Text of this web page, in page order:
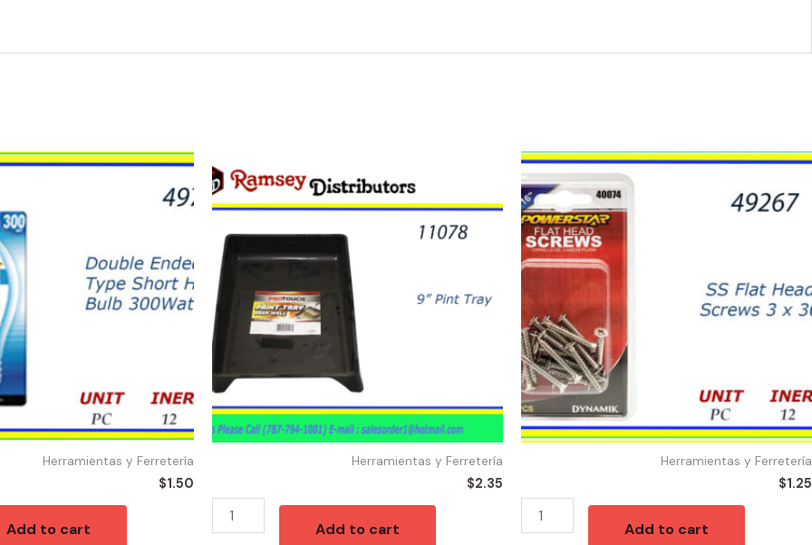
Herramientas y Ferretería
$1.50
Add to cart
Herramientas y Ferretería
$2.35
11078
-
CH91127
9"
Paint
Tray
quantity
Add to cart
Herramientas y Ferretería
$1.25
49267
-
HW-
40074
SS
Flat
Head
Screws
3
x
30mm
quantity
Add to cart